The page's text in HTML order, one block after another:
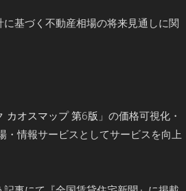
基づく不動産相場の将来見通しに関
カオスマップ 第6版 」の価格可視化・
・情報サービスとしてサービスを向上